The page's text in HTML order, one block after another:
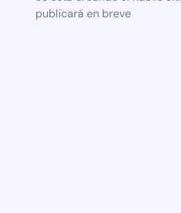
publicará en breve